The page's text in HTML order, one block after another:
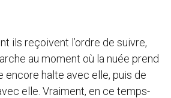
ils reçoivent l’ordre de suivre,
au moment où la nuée prend
encore halte avec elle, puis de
elle. Vraiment, en ce temps-